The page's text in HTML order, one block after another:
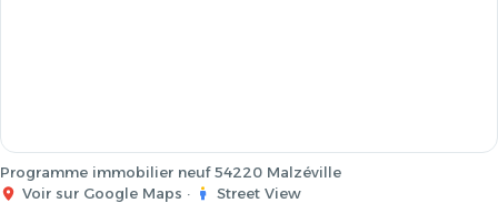
Programme immobilier neuf 54220 Malzéville
Voir sur Google Maps · Street View